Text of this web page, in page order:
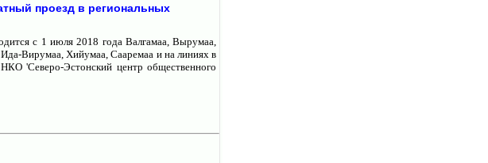
проезд в региональных
с 1 июля 2018 года Валгамаа, Вырумаа,
Вирумаа, Хийумаа, Сааремаа и на линиях в
'Северо-Эстонский центр общественного